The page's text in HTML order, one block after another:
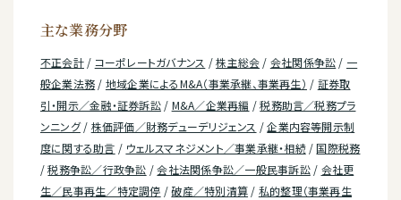
主な業務分野
不正会計/ コーポレートガバナンス /株主総会 / 会社関係争訟 / 一
般企業法務 / 地域企業によるM&A（事業承継、事業再生） / 証券取
引・開示／金融・証券訴訟/ M&A／企業再編 /税務助言／税務プラ
ンニング/ 株価評価／財務デューデリジェンス /企業内容等開示制
度に関する助言 / ウェルスマネジメント／事業承継・相続/国際税務
/税務争訟／行政争訟 /会社法関係争訟／一般民事訴訟/ 会社更
生／民事再生／特定調停 /破産／特別清算 / 私的整理（事業再生